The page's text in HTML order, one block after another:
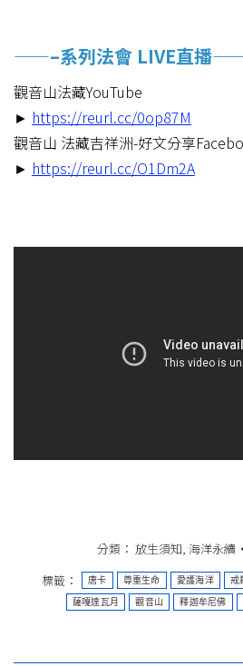
——–系列法會 LIVE直播
觀音山法藏YouTube
► https://reurl.cc/0op87M
觀音山 法藏吉祥洲-好文分享
► https://reurl.cc/O1Dm2A
分類： 放生須知, 海洋永續
標籤：
唐卡 尊重生命 愛護海洋 戒
薩嘎達瓦月 觀音山 釋迦牟尼佛